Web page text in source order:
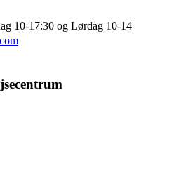
10-17:30 og Lørdag 10-14